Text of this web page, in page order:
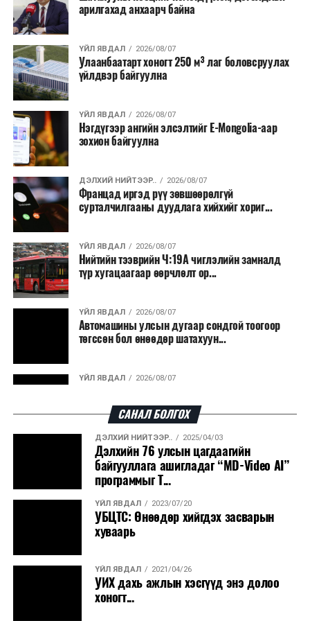
Лаг хатаах, шатаах технологи нь бохир ус цэвэрлэх
байгууламжаас гардаг лагийг байгаль орчинд аюулгүй
аргаар боловсруулж, эзлэхүүнийг эрс бууруулах
зориулалттай. Лагийг өндөр температурт шатааснаар
эзлэхүүн нь 90 хүртэл хувиар буурч, бактери, вирус
болон бусад өвчин үүсгэгч бичил биетнийг устгах
боломжтой.
Түүнчлэн шаталтын явцад үүсэх дулааныг цахилгаан
болон дулааны эрчим хүч үйлдвэрлэхэд ашиглаж
болдог. Зарим технологийн хувьд шаталтын дараа
үлдэх үнснээс фосфор зэрэг ашигт эрдсийг сэргээн
авах боломжтой аж.
Япон, Герман, Швейцар, Нидерланд, Өмнөд Солонгос
зэрэг улс лаг хатаах, шатаах технологийг ашиглаж
байна. Тухайлбал, Германд лаг шатаах үйлдвэрээс
гарсан үнснээс фосфор сэргээн авах технологи
ашигладаг бол Нидерландад төвлөрсөн лаг
боловсруулах үйлдвэрүүдээр дулаан, цахилгаан
эрчим хүч үйлдвэрлэдэг.
Ийнхүү лаг хатаах, шатаах технологийг лагийн
эзлэхүүнийг бууруулахын зэрэгцээ эрчим хүч
үйлдвэрлэх, нөөцийг дахин ашиглах чиглэлээр олон
улсад өргөн ашиглаж байна.
арилгахад анхаарч байна
ҮЙЛ ЯВДАЛ 2026/08/07
Улаанбаатарт хоногт 250 м³ лаг боловсруулах
үйлдвэр байгуулна
ҮЙЛ ЯВДАЛ 2026/08/07
Нэгдүгээр ангийн элсэлтийг E-Mongolia-аар
зохион байгуулна
ДЭЛХИЙ НИЙТЭЭР.. 2026/08/07
Францад иргэд рүү зөвшөөрөлгүй
сурталчилгааны дуудлага хийхийг хориг...
ҮЙЛ ЯВДАЛ 2026/08/07
Нийтийн тээврийн Ч:19А чиглэлийн замналд
түр хугацаагаар өөрчлөлт ор...
ҮЙЛ ЯВДАЛ 2026/08/07
Автомашины улсын дугаар сондгой тоогоор
төгссөн бол өнөөдөр шатахуун...
ҮЙЛ ЯВДАЛ 2026/08/07
ДЭЛХИЙ НИЙТЭЭР.. 2026/08/06
“Уралдронзавод” компанийн ерөнхий
захирлын автомашиныг дэлбэлжээ...
ҮЙЛ ЯВДАЛ 2026/08/06
Сүхбаатар боомтоор тав хоногт 10 мянга гаруй
тонн АИ-92 автобензин и...
ДЭЛХИЙ НИЙТЭЭР.. 2026/08/06
Вашингтон мужийн ой хээрийн түймрийг
хяналтад авах ажил ахицтай байн...
САНАЛ БОЛГОХ
ДЭЛХИЙ НИЙТЭЭР.. 2025/04/03
Дэлхийн 76 улсын цагдаагийн
байгууллага ашигладаг “MD-Video AI”
программыг Т...
ҮЙЛ ЯВДАЛ 2023/07/20
УБЦТС: Өнөөдөр хийгдэх засварын
хуваарь
ҮЙЛ ЯВДАЛ 2021/04/26
УИХ дахь ажлын хэсгүүд энэ долоо
хоногт...